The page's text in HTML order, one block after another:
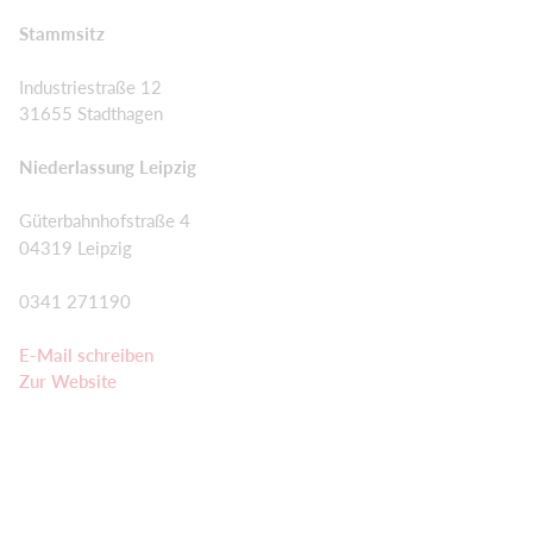
Stammsitz
Industriestraße 12
31655 Stadthagen
Niederlassung Leipzig
Güterbahnhofstraße 4
04319 Leipzig
0341 271190
E-Mail schreiben
Zur Website